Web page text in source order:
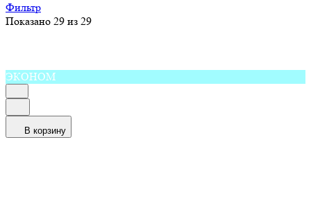
Фильтр
Показано 29 из 29
ЭКОНОМ
В корзину